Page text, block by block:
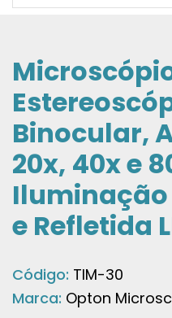
Binocular,
20x, 40x e
e Refletida
Código: TIM-30
Marca: Opton